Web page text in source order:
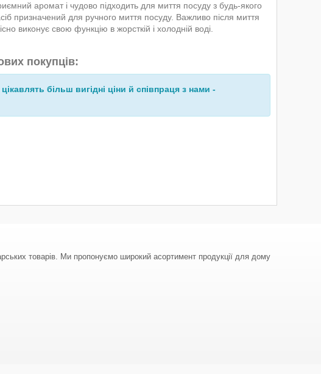
аромат і чудово підходить для миття посуду з будь-якого
призначений для ручного миття посуду. Важливо після миття
виконує свою функцію в жорсткій і холодній воді.
покупців:
більш вигідні ціни й співпраця з нами -
товарів. Ми пропонуємо широкий асортимент продукції для дому